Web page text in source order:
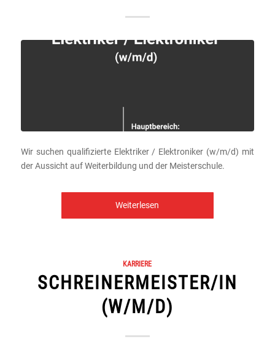
Wir suchen qualifizierte Elektriker / Elektroniker (w/m/d) mit
der Aussicht auf Weiterbildung und der Meisterschule.
Weiterlesen
KARRIERE
SCHREINERMEISTER/IN
(W/M/D)